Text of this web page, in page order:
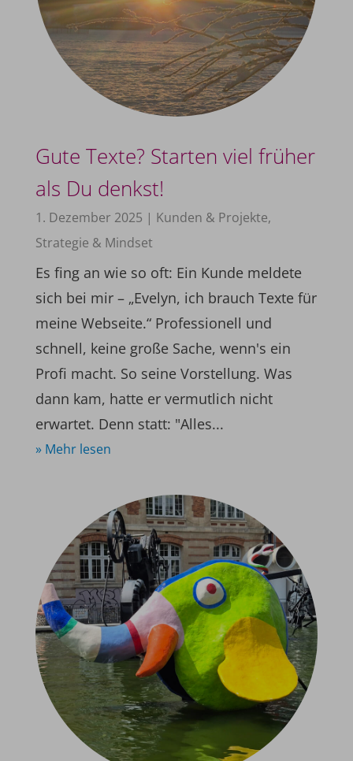
Gute Texte? Starten viel früher
als Du denkst!
1. Dezember 2025 | Kunden & Projekte,
Strategie & Mindset
Es fing an wie so oft: Ein Kunde meldete
sich bei mir – „Evelyn, ich brauch Texte für
meine Webseite.“ Professionell und
schnell, keine große Sache, wenn's ein
Profi macht. So seine Vorstellung. Was
dann kam, hatte er vermutlich nicht
erwartet. Denn statt: "Alles...
» Mehr lesen